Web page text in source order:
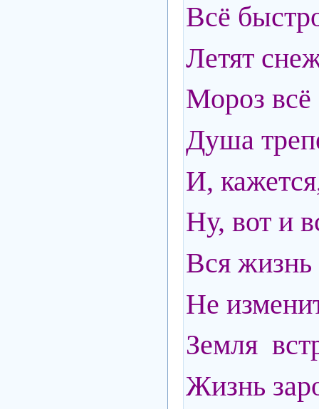
Всё
Летят
Мороз всё
Душа
И,
Ну, вот и
Вся жизнь
Не
Земля
Жизнь